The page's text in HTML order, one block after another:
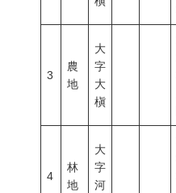
3
農
地
大
字
大
槇
4
林
地
大
字
河